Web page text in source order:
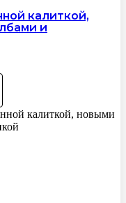
калиткой,
и
калиткой, новыми